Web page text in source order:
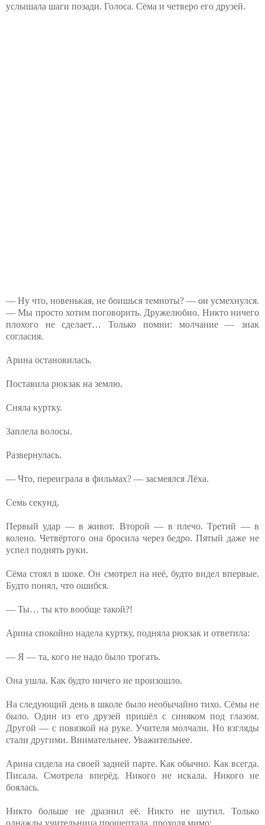
услышала шаги позади. Голоса. Сёма и четверо его друзей.
— Ну что, новенькая, не боишься темноты? — он усмехнулся.
— Мы просто хотим поговорить. Дружелюбно. Никто ничего
плохого не сделает… Только помни: молчание — знак
согласия.
Арина остановилась.
Поставила рюкзак на землю.
Сняла куртку.
Заплела волосы.
Развернулась.
— Что, переиграла в фильмах? — засмеялся Лёха.
Семь секунд.
Первый удар — в живот. Второй — в плечо. Третий — в
колено. Четвёртого она бросила через бедро. Пятый даже не
успел поднять руки.
Сёма стоял в шоке. Он смотрел на неё, будто видел впервые.
Будто понял, что ошибся.
— Ты… ты кто вообще такой?!
Арина спокойно надела куртку, подняла рюкзак и ответила:
— Я — та, кого не надо было трогать.
Она ушла. Как будто ничего не произошло.
На следующий день в школе было необычайно тихо. Сёмы не
было. Один из его друзей пришёл с синяком под глазом.
Другой — с повязкой на руке. Учителя молчали. Но взгляды
стали другими. Внимательнее. Уважительнее.
Арина сидела на своей задней парте. Как обычно. Как всегда.
Писала. Смотрела вперёд. Никого не искала. Никого не
боялась.
Никто больше не дразнил её. Никто не шутил. Только
однажды учительница прошептала, проходя мимо: